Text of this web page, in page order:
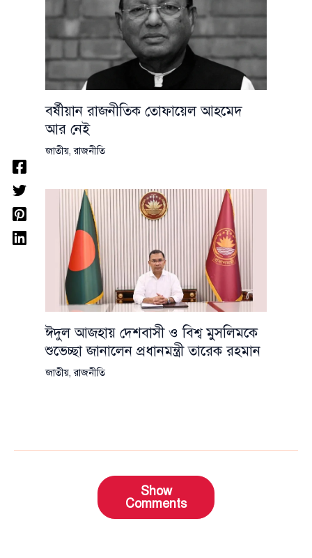
বর্ষীয়ান রাজনীতিক তোফায়েল আহমেদ
আর নেই
জাতীয়,রাজনীতি
ঈদুল আজহায় দেশবাসী ও বিশ্ব মুসলিমকে
শুভেচ্ছা জানালেন প্রধানমন্ত্রী তারেক রহমান
জাতীয়,রাজনীতি
Show
Comments